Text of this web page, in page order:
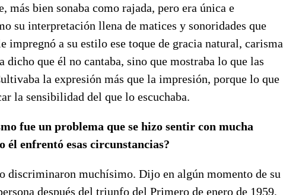
más bien sonaba como rajada, pero era única e
su interpretación llena de matices y sonoridades que
impregnó a su estilo ese toque de gracia natural, carisma
que él no cantaba, sino que mostraba lo que las
la expresión más que la impresión, porque lo que
la sensibilidad del que lo escuchaba.
fue un problema que se hizo sentir con mucha
él enfrentó esas circunstancias?
discriminaron muchísimo. Dijo en algún momento de su
después del triunfo del Primero de enero de 1959,